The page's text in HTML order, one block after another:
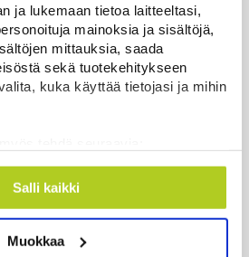
ja lukemaan tietoa laitteeltasi,
mainoksia ja sisältöjä,
mittauksia, saada
sekä tuotekehitykseen
kuka käyttää tietojasi ja mihin
sijainnistasi,
metrin tarkkuudella
(sormenjäljen
Salli kaikki
Muokkaa
Luetuimmat